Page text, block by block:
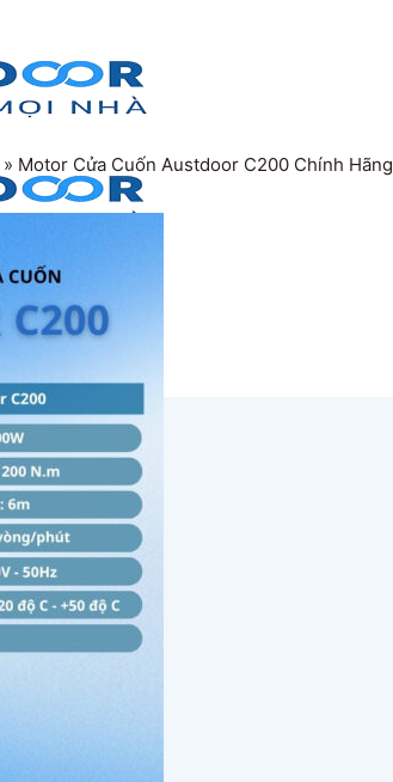
» Motor Cửa Cuốn Austdoor C200 Chính Hãng